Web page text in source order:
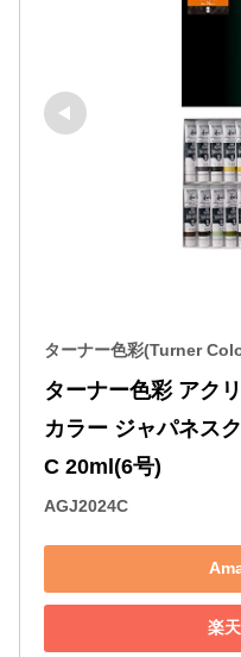
ターナー色彩(Turner
ターナー色彩 アク
カラー ジャパネス
C 20ml(6号)
AGJ2024C
楽